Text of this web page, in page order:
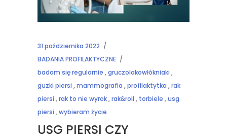
31 października 2022
BADANIA PROFILAKTYCZNE
badam się regularnie ,gruczolakowłókniaki ,
guzki piersi ,mammografia ,profilaktytka ,rak
piersi ,rak to nie wyrok,rak&roll , torbiele ,usg
piersi ,wybieram życie
USG PIERSI CZY